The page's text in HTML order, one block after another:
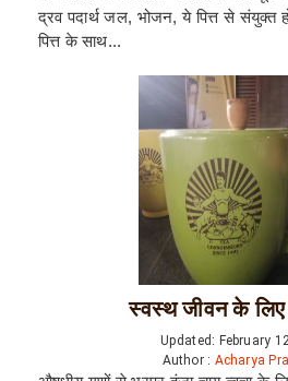
द्रव पदार्थ जल, भोजन, ये पित्त से संयुक्त
पित्त के साथ...
स्वस्थ जीवन के लिए
Updated: February
Author : Acharya